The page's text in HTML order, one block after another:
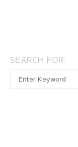
SEARCH FOR:
When